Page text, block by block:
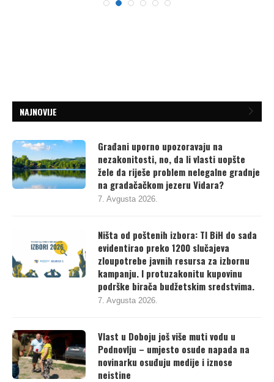
NAJNOVIJE
Građani uporno upozoravaju na
nezakonitosti, no, da li vlasti uopšte
žele da riješe problem nelegalne gradnje
na gradačačkom jezeru Vidara?
7. Avgusta 2026.
Ništa od poštenih izbora: TI BiH do sada
evidentirao preko 1200 slučajeva
zloupotrebe javnih resursa za izbornu
kampanju. I protuzakonitu kupovinu
podrške birača budžetskim sredstvima.
7. Avgusta 2026.
Vlast u Doboju još više muti vodu u
Podnovlju – umjesto osude napada na
novinarku osuđuju medije i iznose
neistine